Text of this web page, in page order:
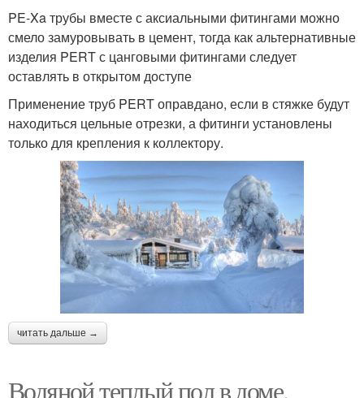
PE-Xa трубы вместе с аксиальными фитингами можно
смело замуровывать в цемент, тогда как альтернативные
изделия PERT с цанговыми фитингами следует
оставлять в открытом доступе
Применение труб PERT оправдано, если в стяжке будут
находиться цельные отрезки, а фитинги установлены
только для крепления к коллектору.
читать дальше →
Водяной теплый пол в доме.